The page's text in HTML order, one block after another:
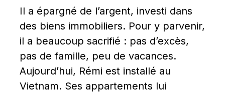
Il a épargné de l’argent, investi dans
des biens immobiliers. Pour y parvenir,
il a beaucoup sacrifié : pas d’excès,
pas de famille, peu de vacances.
Aujourd’hui, Rémi est installé au
Vietnam. Ses appartements lui